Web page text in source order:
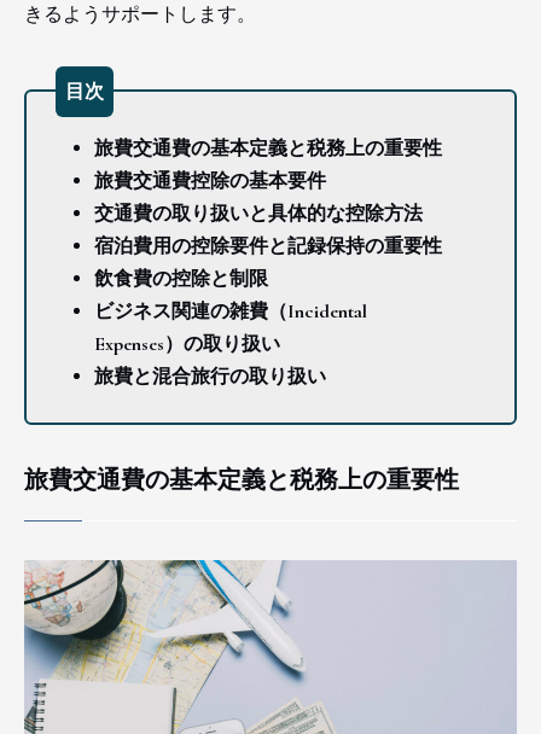
きるようサポートします。
目次
旅費交通費の基本定義と税務上の重要性
旅費交通費控除の基本要件
交通費の取り扱いと具体的な控除方法
宿泊費用の控除要件と記録保持の重要性
飲食費の控除と制限
ビジネス関連の雑費（Incidental
Expenses）の取り扱い
旅費と混合旅行の取り扱い
旅費交通費の基本定義と税務上の重要性